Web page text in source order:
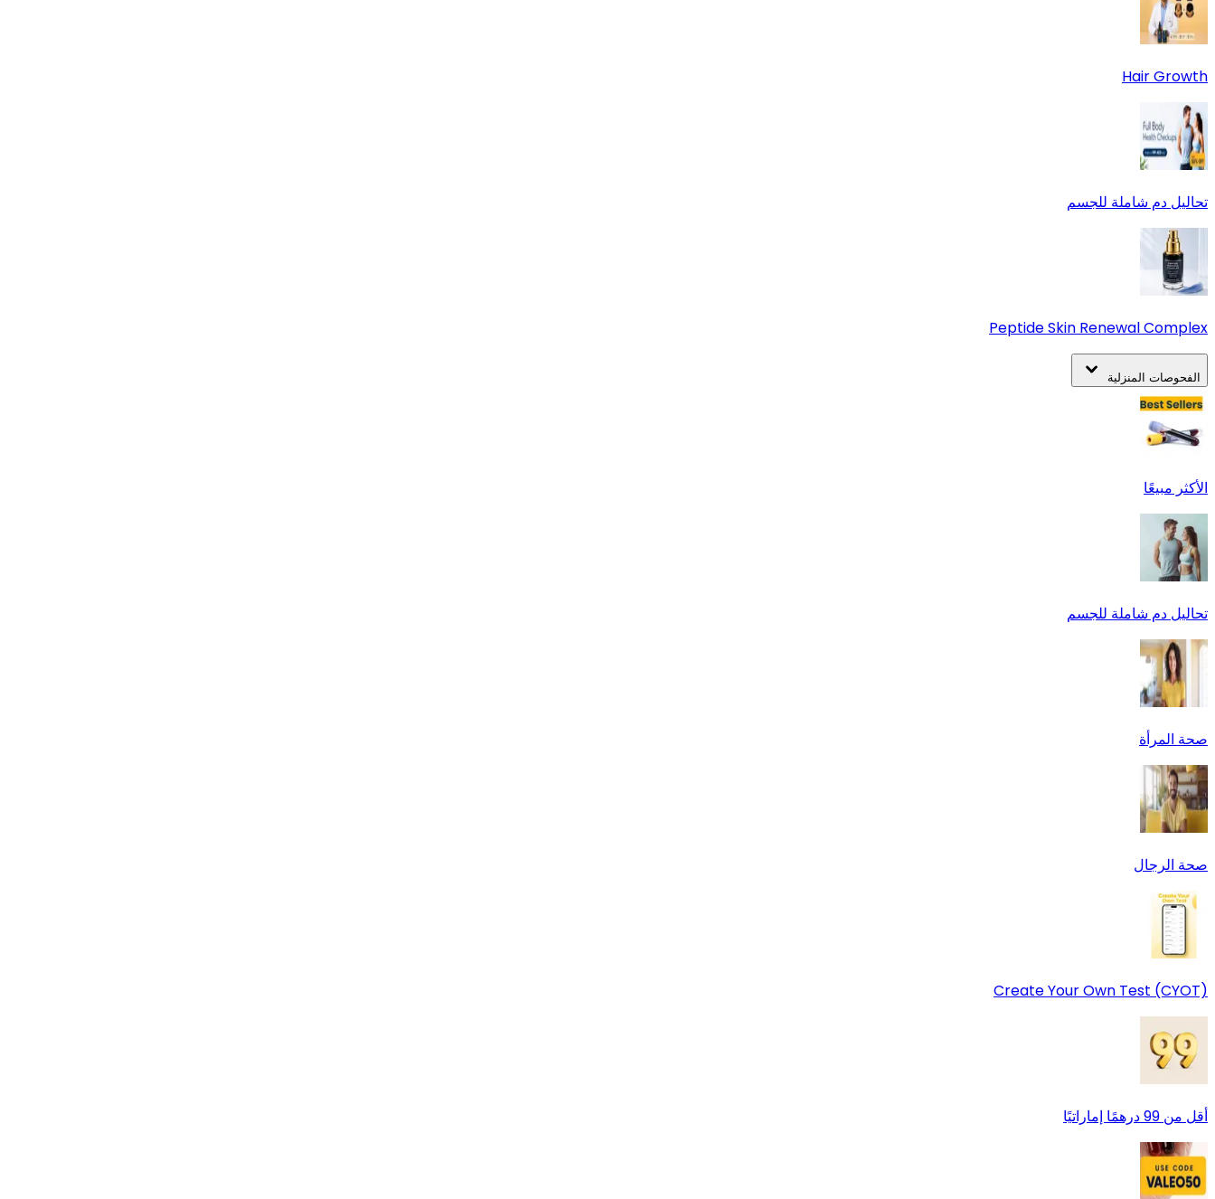
Hair Growth
تحاليل دم شاملة للجسم
Peptide Skin Renewal Complex
الفحوصات المنزلية
الأكثر مبيعًا
تحاليل دم شاملة للجسم
صحة المرأة
صحة الرجال
Create Your Own Test (CYOT)
أقل من 99 درهمًا إماراتيًا